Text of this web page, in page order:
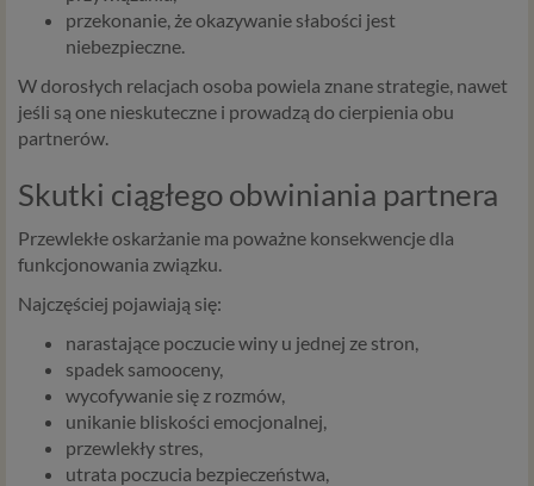
przekonanie, że okazywanie słabości jest
niebezpieczne.
W dorosłych relacjach osoba powiela znane strategie, nawet
jeśli są one nieskuteczne i prowadzą do cierpienia obu
partnerów.
Skutki ciągłego obwiniania partnera
Przewlekłe oskarżanie ma poważne konsekwencje dla
funkcjonowania związku.
Najczęściej pojawiają się:
narastające poczucie winy u jednej ze stron,
spadek samooceny,
wycofywanie się z rozmów,
unikanie bliskości emocjonalnej,
przewlekły stres,
utrata poczucia bezpieczeństwa,